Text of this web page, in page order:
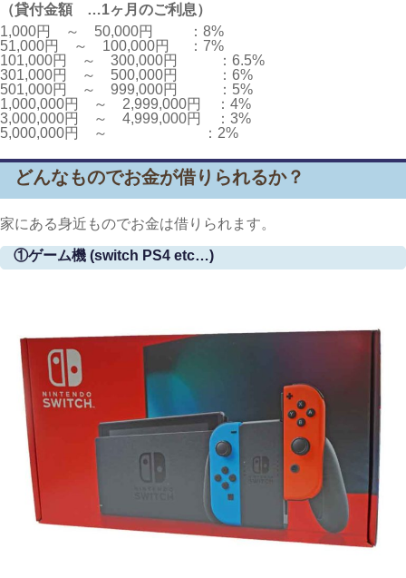
（貸付金額 …1ヶ月のご利息）
1,000円　～　50,000円　	　：8%
51,000円　～　100,000円	　：7%
101,000円　～　300,000円	　：6.5%
301,000円　～　500,000円	　：6%
501,000円　～　999,000円	　：5%
1,000,000円　～　2,999,000円　：4%
3,000,000円　～　4,999,000円　：3%
5,000,000円　～	　　　　　　：2%
どんなものでお金が借りられるか？
家にある身近ものでお金は借りられます。
①ゲーム機 (switch PS4 etc…)